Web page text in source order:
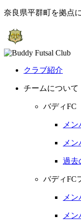
奈良県平群町を拠点
クラブ紹介
チームについて
バディFC
メ
メ
過去
バディFC
メ
メ